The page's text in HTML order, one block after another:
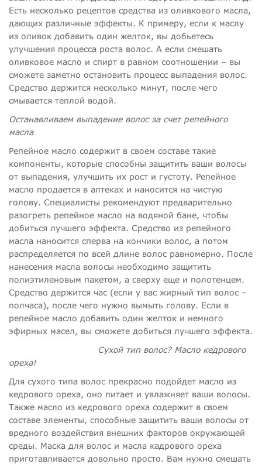
Есть несколько рецептов средства из оливкового масла,
дающих различные эффекты. К примеру, если к маслу
из оливок добавить один желток, вы добьетесь
улучшения процесса роста волос. А если смешать
оливковое масло и спирт в равном соотношении – вы
сможете заметно остановить процесс выпадения волос.
Средство держится несколько минут, после чего
смывается теплой водой.
Останавливаем выпадение волос за счет репейного
масла
Репейное масло содержит в своем составе такие
компоненты, которые способны защитить ваши волосы
от выпадения, улучшить их рост и густоту. Репейное
масло продается в аптеках и наносится на чистую
голову. Специалисты рекомендуют предварительно
разогреть репейное масло на водяной бане, чтобы
добиться лучшего эффекта. Средство из репейного
масла наносится сперва на кончики волос, а потом
распределяется по всей длине волос равномерно. После
нанесения масла волосы необходимо защитить
полиэтиленовым пакетом, а сверху еще и полотенцем.
Средство держится час (если у вас жирный тип волос –
полчаса), после чего нужно вымыть голову. Если в
репейное масло добавить один желток и немного
эфирных масел, вы сможете добиться лучшего эффекта.
Сухой тип волос? Масло кедрового
ореха!
Для сухого типа волос прекрасно подойдет масло из
кедрового ореха, оно питает и увлажняет ваши волосы.
Также масло из кедрового ореха содержит в своем
составе элементы, способные защитить ваши волосы от
вредного воздействия внешних факторов окружающей
среды. Маска для волос и масла кадрового ореха
приготавливается довольно просто. Вам нужно смешать